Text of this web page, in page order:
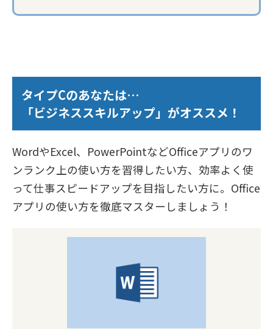
タイプCのあなたは…
「ビジネススキルアップ」がオススメ！
WordやExcel、PowerPointなどOfficeアプリのワ
ンランク上の使い方を習得したい方、効率よく使
って仕事スピードアップを目指したい方に。Office
アプリの使い方を徹底マスターしましょう！